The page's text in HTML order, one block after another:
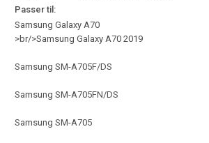
Passer til:
Samsung Galaxy A70
>br/>Samsung Galaxy A70 2019
Samsung SM-A705F/DS
Samsung SM-A705FN/DS
Samsung SM-A705